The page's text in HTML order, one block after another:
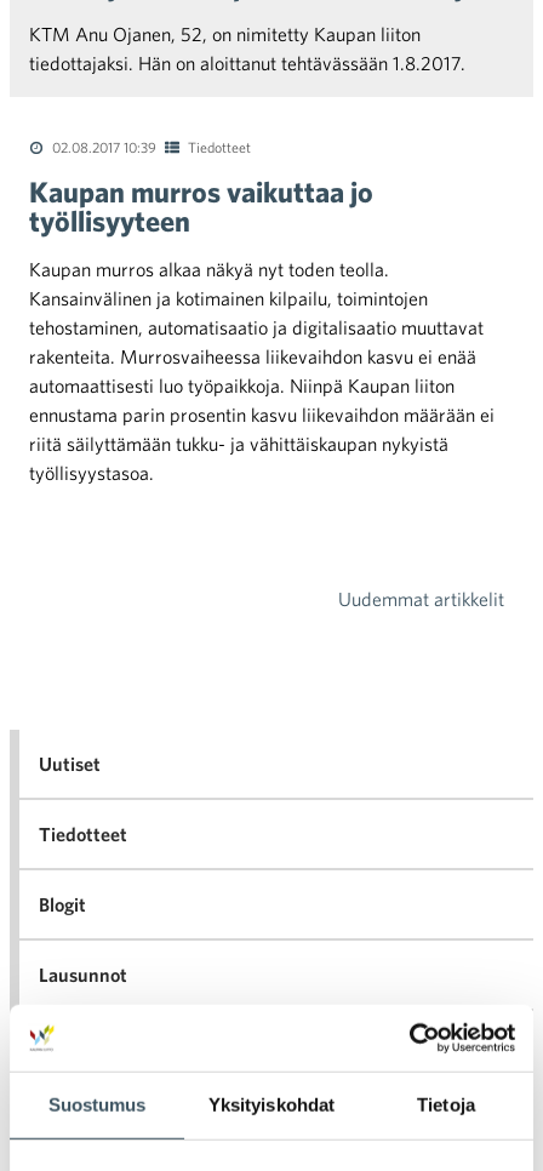
Suostumus Yksityiskohdat Tietoja
KTM Anu Ojanen, 52, on nimitetty Kaupan liiton
tiedottajaksi. Hän on aloittanut tehtävässään 1.8.2017.
02.08.2017 10:39 Tiedotteet
Kaupan murros vaikuttaa jo
työllisyyteen
Kaupan murros alkaa näkyä nyt toden teolla.
Kansainvälinen ja kotimainen kilpailu, toimintojen
tehostaminen, automatisaatio ja digitalisaatio muuttavat
rakenteita. Murrosvaiheessa liikevaihdon kasvu ei enää
automaattisesti luo työpaikkoja. Niinpä Kaupan liiton
ennustama parin prosentin kasvu liikevaihdon määrään ei
riitä säilyttämään tukku- ja vähittäiskaupan nykyistä
työllisyystasoa.
Uudemmat artikkelit
Uutiset
Tiedotteet
Blogit
Lausunnot
Neuvottelumaailma
Häiriötilanteisiin varautuminen